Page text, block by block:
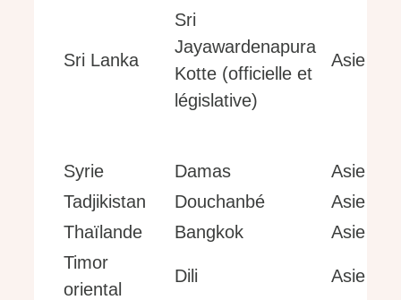
Sri Lanka
Sri
Jayawardenapura
Kotte (officielle et
législative)
Asie
Syrie Damas
Asie
Tadjikistan
Douchanbé
Asie
Thaïlande
Bangkok
Asie
Timor
oriental
Dili Asie